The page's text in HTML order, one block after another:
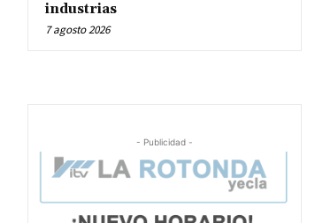
industrias
7 agosto 2026
- Publicidad -